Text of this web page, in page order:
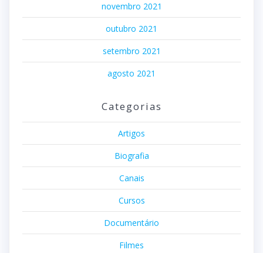
novembro 2021
outubro 2021
setembro 2021
agosto 2021
Categorias
Artigos
Biografia
Canais
Cursos
Documentário
Filmes